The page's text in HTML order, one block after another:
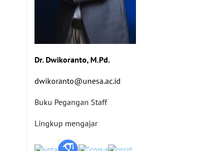
Dr. Dwikoranto, M.Pd.
dwikoranto@unesa.ac.id
Buku Pegangan Staff
Lingkup mengajar